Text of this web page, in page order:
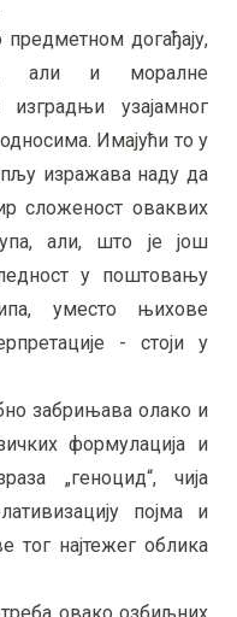
догађају,
али и моралне
узајамног
Имајући то у
изражава наду да
сложеност оваквих
али, што је још
у поштовању
уместо њихове
- стоји у
забрињава олако и
формулација и
„геноцид“, чија
појма и
тог најтежег облика